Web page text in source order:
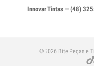
Innovar Tintas — (48)
© 2026 Bite Peças e